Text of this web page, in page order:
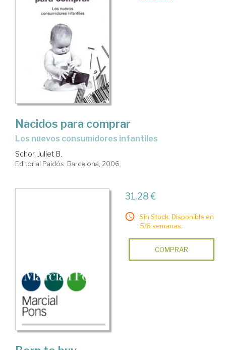
Nacidos para comprar
los nuevos consumidores infantiles
Schor, Juliet B.
Editorial Paidós. Barcelona, 2006
31,28 €
Sin Stock. Disponible en
5/6 semanas.
COMPRAR